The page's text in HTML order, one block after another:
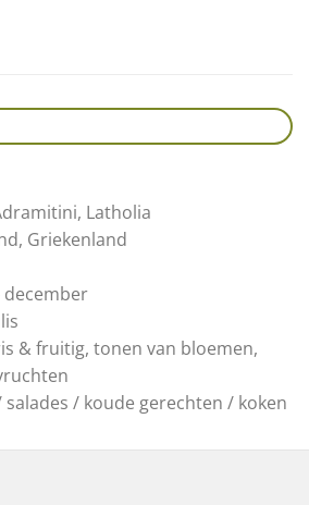
Latholia
Griekenland
december
& fruitig, tonen van bloemen,
salades / koude gerechten / koken